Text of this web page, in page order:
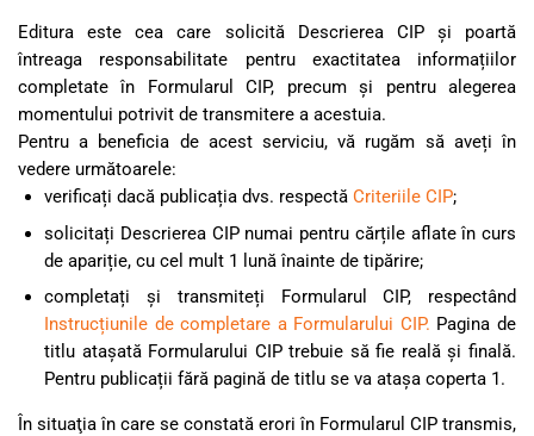
Editura este cea care solicită Descrierea CIP și poartă
întreaga responsabilitate pentru exactitatea informațiilor
completate în Formularul CIP, precum și pentru alegerea
momentului potrivit de transmitere a acestuia.
Pentru a beneficia de acest serviciu, vă rugăm să aveți în
vedere următoarele:
verificați dacă publicația dvs. respectăCriteriile CIP;
solicitați Descrierea CIP numai pentru cărțile aflate în curs
de apariție, cu cel mult 1 lună înainte de tipărire;
completați și transmiteți Formularul CIP, respectând
Instrucțiunile de completare a Formularului CIP. Pagina de
titlu atașată Formularului CIP trebuie să fie reală și finală.
Pentru publicații fără pagină de titlu se va atașa coperta 1.
În situaţia în care se constată erori în Formularul CIP transmis,